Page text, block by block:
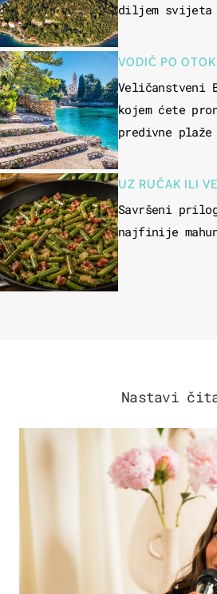
diljem svijeta
VODIČ PO
Veličanstveni
kojem ćete
predivne
UZ RUČAK ILI
Savršeni
najfinije
Nastavi
MODA & LJEPOTA